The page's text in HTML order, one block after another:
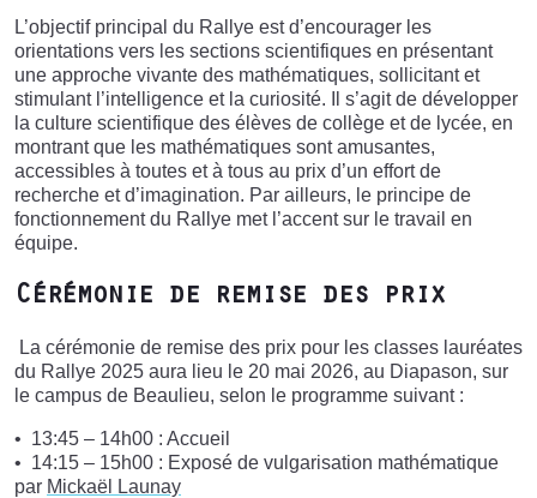
L’objectif principal du Rallye est d’encourager les
orientations vers les sections scientifiques en présentant
une approche vivante des mathématiques, sollicitant et
stimulant l’intelligence et la curiosité. Il s’agit de développer
la culture scientifique des élèves de collège et de lycée, en
montrant que les mathématiques sont amusantes,
accessibles à toutes et à tous au prix d’un effort de
recherche et d’imagination. Par ailleurs, le principe de
fonctionnement du Rallye met l’accent sur le travail en
équipe.
Cérémonie de remise des prix
La cérémonie de remise des prix pour les classes lauréates
du Rallye 2025 aura lieu le 20 mai 2026, au Diapason, sur
le campus de Beaulieu, selon le programme suivant :
13:45 – 14h00 : Accueil
14:15 – 15h00 : Exposé de vulgarisation mathématique
par Mickaël Launay